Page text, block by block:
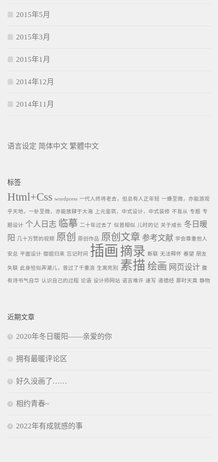
2015年5月
2015年3月
2015年1月
2014年12月
2014年11月
语言设定 简体中文 繁體中文
标签
Html+Css wordpress 一代人终将老去，但总有人正年轻 一蜂至微，亦能游观
乎天地，一虲至微，亦能放肆于大海 上元鉴筑，中式设计，中式装修 不盲从 专题 专
题设计 个人日志 临摹 二十年过去了 似曾相似 儿时的记 关于成长 冬日暖
阳
几十万赞的视频 原创 原创作品 原创文章 参考文献 学会尊重他人
安总 平面设计 御姐归来 忘记时间 插画 摘录 断联 无法释怀 春望 朋友
失联 此身恰似弄潮儿，曾过了千重浪 生离死别 素描 绘画 网页设计 腹
有诗书气自华 认识自己的过程 论语 设计师网站 诺言难许 速写 道德经 那时天真 静物
近期文章
2020年冬日暖阳——亲爱的你
拥有最暖评论区
好久没画了……
相约青春~
2022年有成就感的事